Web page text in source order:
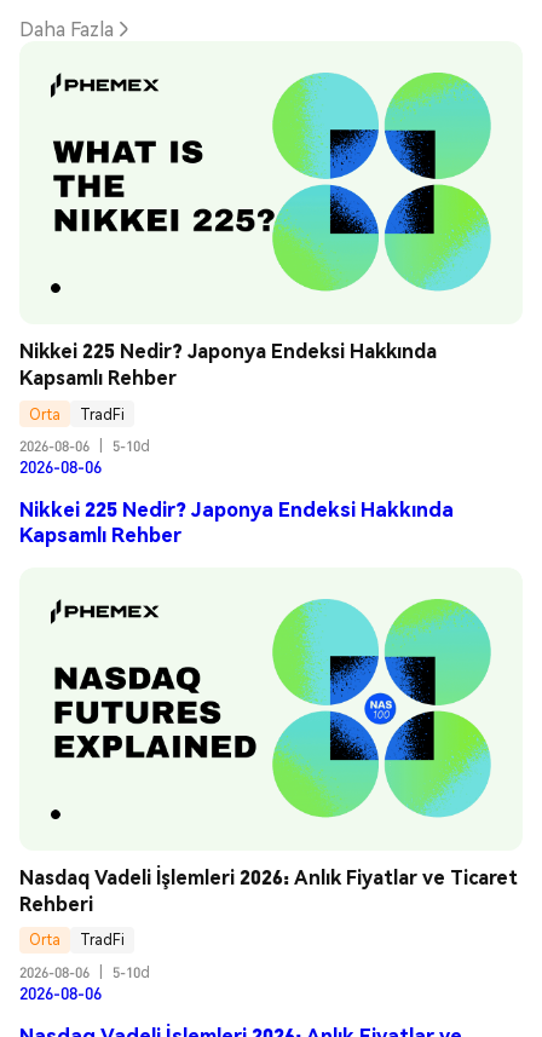
Daha Fazla
Nikkei 225 Nedir? Japonya Endeksi Hakkında
Kapsamlı Rehber
Orta
TradFi
2026-08-06
5-10d
2026-08-06
Nikkei 225 Nedir? Japonya Endeksi Hakkında
Kapsamlı Rehber
Nasdaq Vadeli İşlemleri 2026: Anlık Fiyatlar ve Ticaret
Rehberi
Orta
TradFi
2026-08-06
5-10d
2026-08-06